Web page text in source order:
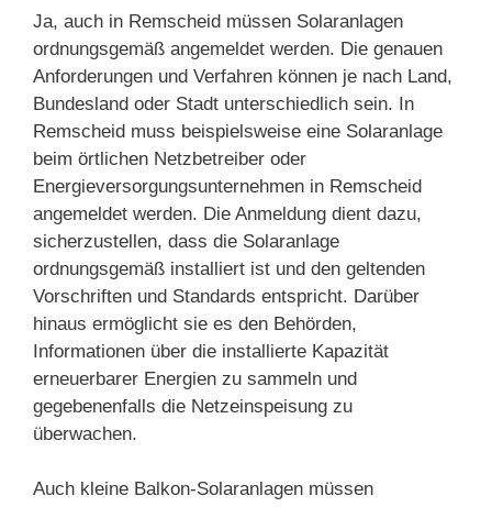
Ja, auch in Remscheid müssen Solaranlagen
ordnungsgemäß angemeldet werden. Die genauen
Anforderungen und Verfahren können je nach Land,
Bundesland oder Stadt unterschiedlich sein. In
Remscheid muss beispielsweise eine Solaranlage
beim örtlichen Netzbetreiber oder
Energieversorgungsunternehmen in Remscheid
angemeldet werden. Die Anmeldung dient dazu,
sicherzustellen, dass die Solaranlage
ordnungsgemäß installiert ist und den geltenden
Vorschriften und Standards entspricht. Darüber
hinaus ermöglicht sie es den Behörden,
Informationen über die installierte Kapazität
erneuerbarer Energien zu sammeln und
gegebenenfalls die Netzeinspeisung zu
überwachen.
Auch kleine Balkon-Solaranlagen müssen